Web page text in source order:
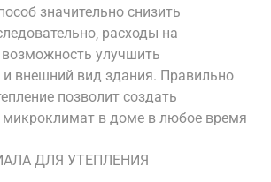
значительно снизить
расходы на
возможность улучшить
внешний вид здания. Правильно
позволит создать
микроклимат в доме в любое время
ДЛЯ УТЕПЛЕНИЯ